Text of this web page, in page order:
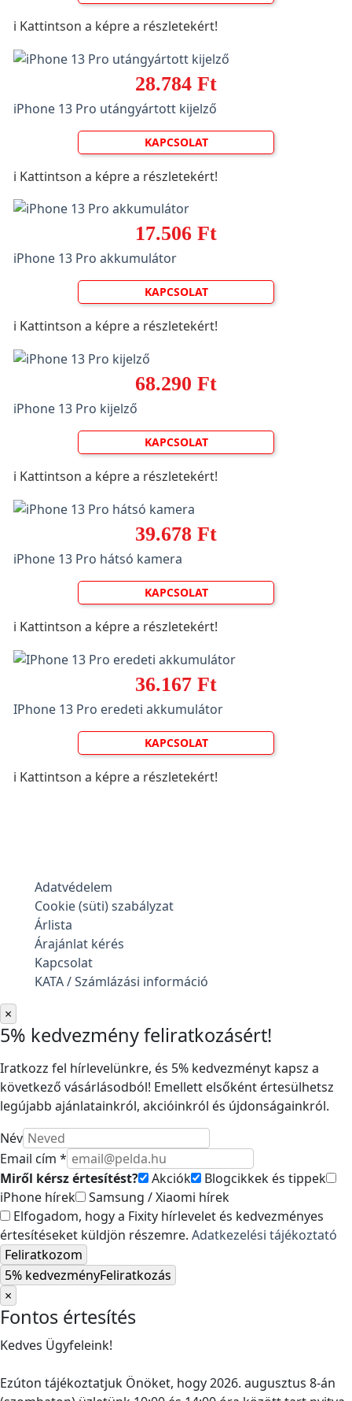
ℹ️ Kattintson a képre a részletekért!
28.784 Ft
iPhone 13 Pro utángyártott kijelző
KAPCSOLAT
ℹ️ Kattintson a képre a részletekért!
17.506 Ft
iPhone 13 Pro akkumulátor
KAPCSOLAT
ℹ️ Kattintson a képre a részletekért!
68.290 Ft
iPhone 13 Pro kijelző
KAPCSOLAT
ℹ️ Kattintson a képre a részletekért!
39.678 Ft
iPhone 13 Pro hátsó kamera
KAPCSOLAT
ℹ️ Kattintson a képre a részletekért!
36.167 Ft
IPhone 13 Pro eredeti akkumulátor
KAPCSOLAT
ℹ️ Kattintson a képre a részletekért!
Adatvédelem
Cookie (süti) szabályzat
Árlista
Árajánlat kérés
Kapcsolat
KATA / Számlázási információ
×
5% kedvezmény feliratkozásért!
Iratkozz fel hírlevelünkre, és 5% kedvezményt kapsz a
következő vásárlásodból! Emellett elsőként értesülhetsz
legújabb ajánlatainkról, akcióinkról és újdonságainkról.
Név
Email cím *
Miről kérsz értesítést?
Akciók
Blogcikkek és tippek
iPhone hírek
Samsung / Xiaomi hírek
Elfogadom, hogy a Fixity hírlevelet és kedvezményes
értesítéseket küldjön részemre. Adatkezelési tájékoztató
Feliratkozom
5% kedvezményFeliratkozás
×
Fontos értesítés
Kedves Ügyfeleink!
Ezúton tájékoztatjuk Önöket, hogy 2026. augusztus 8-án